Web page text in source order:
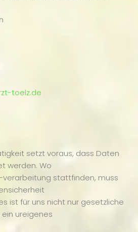
toelz.de
setzt voraus, dass Daten
werden. Wo
stattfinden, muss
ist für uns nicht nur gesetzliche
ureigenes